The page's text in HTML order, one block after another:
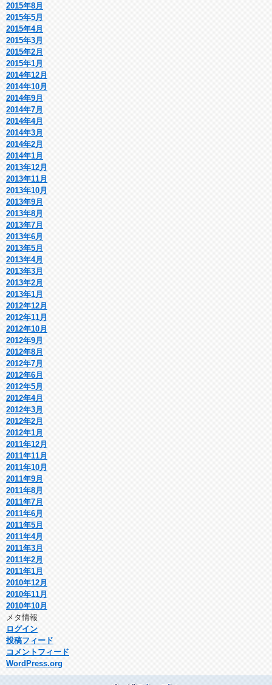
2015年8月
2015年5月
2015年4月
2015年3月
2015年2月
2015年1月
2014年12月
2014年10月
2014年9月
2014年7月
2014年4月
2014年3月
2014年2月
2014年1月
2013年12月
2013年11月
2013年10月
2013年9月
2013年8月
2013年7月
2013年6月
2013年5月
2013年4月
2013年3月
2013年2月
2013年1月
2012年12月
2012年11月
2012年10月
2012年9月
2012年8月
2012年7月
2012年6月
2012年5月
2012年4月
2012年3月
2012年2月
2012年1月
2011年12月
2011年11月
2011年10月
2011年9月
2011年8月
2011年7月
2011年6月
2011年5月
2011年4月
2011年3月
2011年2月
2011年1月
2010年12月
2010年11月
2010年10月
メタ情報
ログイン
投稿フィード
コメントフィード
WordPress.org